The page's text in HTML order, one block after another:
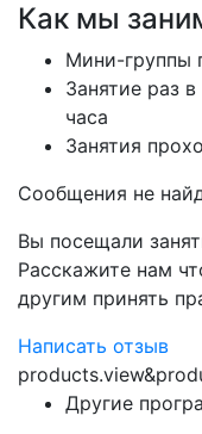
Как мы
Мини-группы
Занятие раз
часа
Занятия
Сообщения не
Вы посещали
Расскажите нам
другим принять
Написать отзыв
Другие